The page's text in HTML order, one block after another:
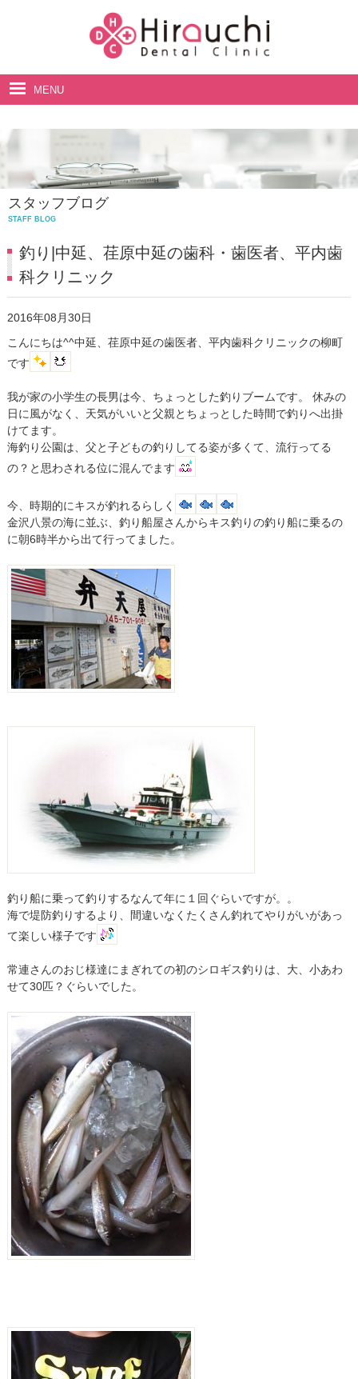
MENU
院長・スタッフ紹介
診療案内
アクセス・診療時間
スタッフブログ
STAFF BLOG
釣り|中延、荏原中延の歯科・歯医者、平内歯
科クリニック
2016年08月30日
こんにちは^^中延、荏原中延の歯医者、平内歯科クリニックの柳町
です
我が家の小学生の長男は今、ちょっとした釣りブームです。 休みの
日に風がなく、天気がいいと父親とちょっとした時間で釣りへ出掛
けてます。
海釣り公園は、父と子どもの釣りしてる姿が多くて、流行ってる
の？と思わされる位に混んでます
今、時期的にキスが釣れるらしく
金沢八景の海に並ぶ、釣り船屋さんからキス釣りの釣り船に乗るの
に朝6時半から出て行ってました。
釣り船に乗って釣りするなんて年に１回ぐらいですが。。
海で堤防釣りするより、間違いなくたくさん釣れてやりがいがあっ
て楽しい様子です
常連さんのおじ様達にまぎれての初のシロギス釣りは、大、小あわ
せて30匹？ぐらいでした。